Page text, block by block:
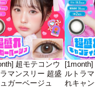
超モテコンウ
マンスリー 超盛
ガーベージュ
ルトラ
れキャ